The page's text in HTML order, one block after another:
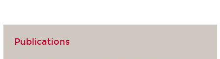
Publications